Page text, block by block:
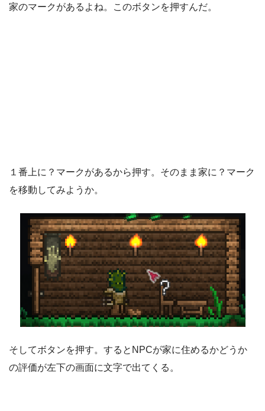
家のマークがあるよね。このボタンを押すんだ。
１番上に？マークがあるから押す。そのまま家に？マーク
を移動してみようか。
そしてボタンを押す。するとNPCが家に住めるかどうか
の評価が左下の画面に文字で出てくる。